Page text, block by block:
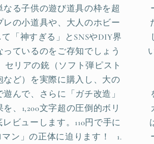
なる子供の遊び道具の枠を超
レの小道具や、大人のホビー
「神すぎる」とSNSやDIY界
っているのをご存知でしょう
セリアの銃（ソフト弾ピスト
など）を実際に購入し、大の
んで、さらに「ガチ改造」
、1,200文字超の圧倒的ボリ
ビューします。110円で手に
マン」の正体に迫ります！ 1.